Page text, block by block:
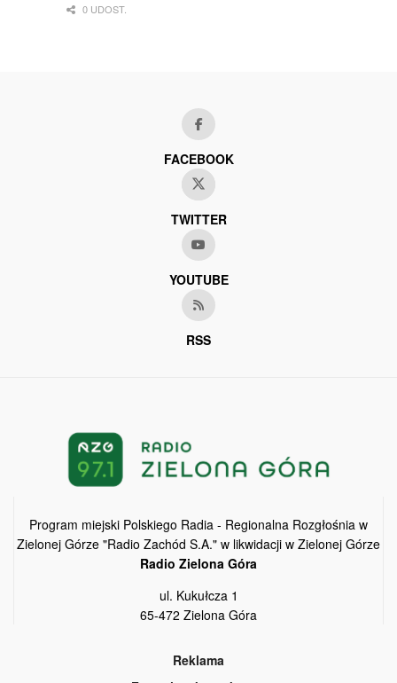
0 UDOST.
FACEBOOK
TWITTER
YOUTUBE
RSS
Program miejski Polskiego Radia - Regionalna Rozgłośnia w
Zielonej Górze "Radio Zachód S.A." w likwidacji w Zielonej Górze
Radio Zielona Góra
ul. Kukułcza 1
65-472 Zielona Góra
Reklama